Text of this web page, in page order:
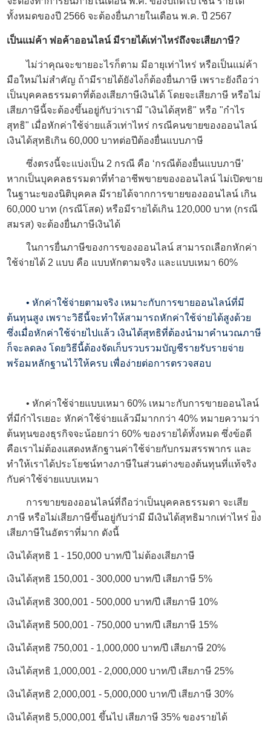
ทั้งหมดของปี 2566 จะต้องยื่นภายในเดือน พ.ค. ปี 2567
เป็นแม่ค้า พ่อค้าออนไลน์ มีรายได้เท่าไหร่ถึงจะเสียภาษี?
ไม่ว่าคุณจะขายอะไรก็ตาม มีอายุเท่าไหร่ หรือเป็นแม่ค้า
มือใหม่ไม่สำคัญ ถ้ามีรายได้ยังไงก็ต้องยื่นภาษี เพราะยังถือว่า
เป็นบุคคลธรรมดาที่ต้องเสียภาษีเงินได้ โดยจะเสียภาษี หรือไม่
เสียภาษีนี้จะต้องขึ้นอยู่กับว่าเรามี "เงินได้สุทธิ" หรือ "กำไร
สุทธิ" เมื่อหักค่าใช้จ่ายแล้วเท่าไหร่ กรณีคนขายของออนไลน์
เงินได้สุทธิเกิน 60,000 บาทต่อปีต้องยื่นแบบภาษี
ซึ่งตรงนี้จะแบ่งเป็น 2 กรณี คือ ‘กรณีต้องยื่นแบบภาษี’
หากเป็นบุคคลธรรมดาที่ทำอาชีพขายของออนไลน์ ไม่เปิดขาย
ในฐานะของนิติบุคคล มีรายได้จากการขายของออนไลน์ เกิน
60,000 บาท (กรณีโสด) หรือมีรายได้เกิน 120,000 บาท (กรณี
สมรส) จะต้องยื่นภาษีเงินได้
ในการยื่นภาษีของการของออนไลน์ สามารถเลือกหักค่า
ใช้จ่ายได้ 2 แบบ คือ แบบหักตามจริง และแบบเหมา 60%
• หักค่าใช้จ่ายตามจริง เหมาะกับการขายออนไลน์ที่มี
ต้นทุนสูง เพราะวิธีนี้จะทำให้สามารถหักค่าใช้จ่ายได้สูงด้วย
ซึ่งเมื่อหักค่าใช้จ่ายไปแล้ว เงินได้สุทธิที่ต้องนำมาคำนวณภาษี
ก็จะลดลง โดยวิธีนี้ต้องจัดเก็บรวบรวมบัญชีรายรับรายจ่าย
พร้อมหลักฐานไว้ให้ครบ เพื่อง่ายต่อการตรวจสอบ
• หักค่าใช้จ่ายแบบเหมา 60% เหมาะกับการขายออนไลน์
ที่มีกำไรเยอะ หักค่าใช้จ่ายแล้วมีมากกว่า 40% หมายความว่า
ต้นทุนของธุรกิจจะน้อยกว่า 60% ของรายได้ทั้งหมด ซึ่งข้อดี
คือเราไม่ต้องแสดงหลักฐานค่าใช้จ่ายกับกรมสรรพากร และ
ทำให้เราได้ประโยชน์ทางภาษีในส่วนต่างของต้นทุนที่แท้จริง
กับค่าใช้จ่ายแบบเหมา
การขายของออนไลน์ที่ถือว่าเป็นบุคคลธรรมดา จะเสีย
ภาษี หรือไม่เสียภาษีขึ้นอยู่กับว่ามี มีเงินได้สุทธิมากเท่าไหร่ ย่ิง
เสียภาษีในอัตราที่มาก ดังนี้
เงินได้สุทธิ 1 - 150,000 บาท/ปี ไม่ต้องเสียภาษี
เงินได้สุทธิ 150,001 - 300,000 บาท/ปี เสียภาษี 5%
เงินได้สุทธิ 300,001 - 500,000 บาท/ปี เสียภาษี 10%
เงินได้สุทธิ 500,001 - 750,000 บาท/ปี เสียภาษี 15%
เงินได้สุทธิ 750,001 - 1,000,000 บาท/ปี เสียภาษี 20%
เงินได้สุทธิ 1,000,001 - 2,000,000 บาท/ปี เสียภาษี 25%
เงินได้สุทธิ 2,000,001 - 5,000,000 บาท/ปี เสียภาษี 30%
เงินได้สุทธิ 5,000,001 ขึ้นไป เสียภาษี 35% ของรายได้